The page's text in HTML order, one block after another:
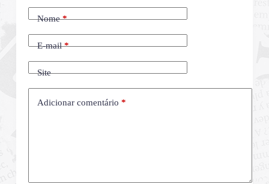
Nome*
E-mail*
Site
Adicionar comentário *